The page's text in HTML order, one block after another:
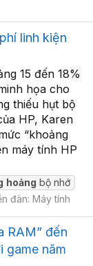
linh kiện
15 đến 18%
họa cho
thiếu hụt bộ
HP, Karen
“khoảng
máy tính HP
hoảng bộ nhớ
đàn: Máy tính
RAM” đến
game năm